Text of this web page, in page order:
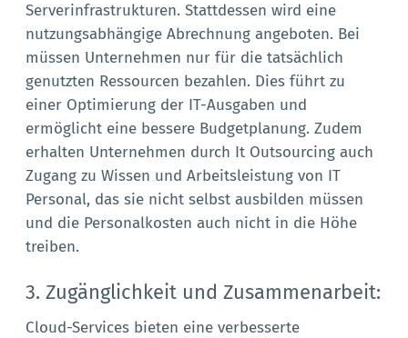
Serverinfrastrukturen. Stattdessen wird eine
nutzungsabhängige Abrechnung angeboten. Bei
müssen Unternehmen nur für die tatsächlich
genutzten Ressourcen bezahlen. Dies führt zu
einer Optimierung der IT-Ausgaben und
ermöglicht eine bessere Budgetplanung. Zudem
erhalten Unternehmen durch It Outsourcing auch
Zugang zu Wissen und Arbeitsleistung von IT
Personal, das sie nicht selbst ausbilden müssen
und die Personalkosten auch nicht in die Höhe
treiben.
3. Zugänglichkeit und Zusammenarbeit:
Cloud-Services bieten eine verbesserte